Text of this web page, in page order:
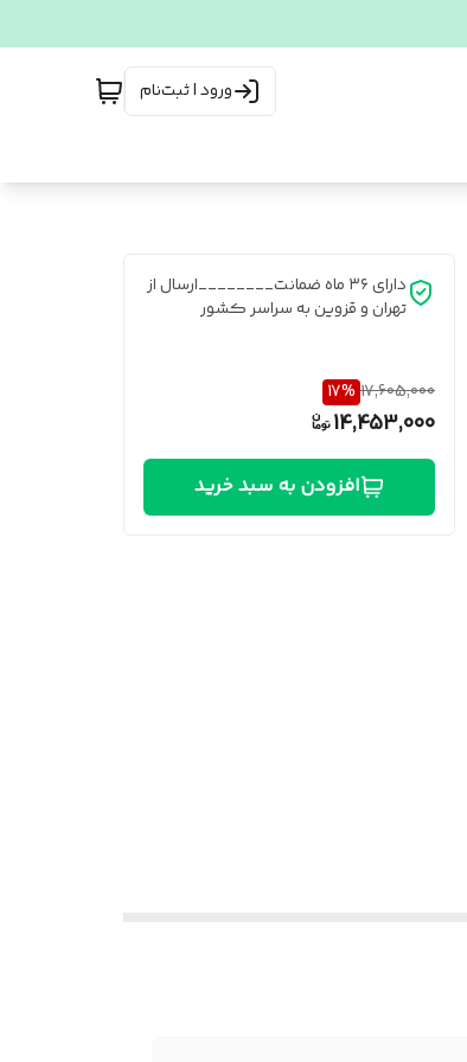
ورود | ثبت‌نام
دارای ۳۶ ماه ضمانت________ارسال از
تهران و قزوین به سراسر کشور
17,605,000
17%
14,453,000
افزودن به سبد خرید